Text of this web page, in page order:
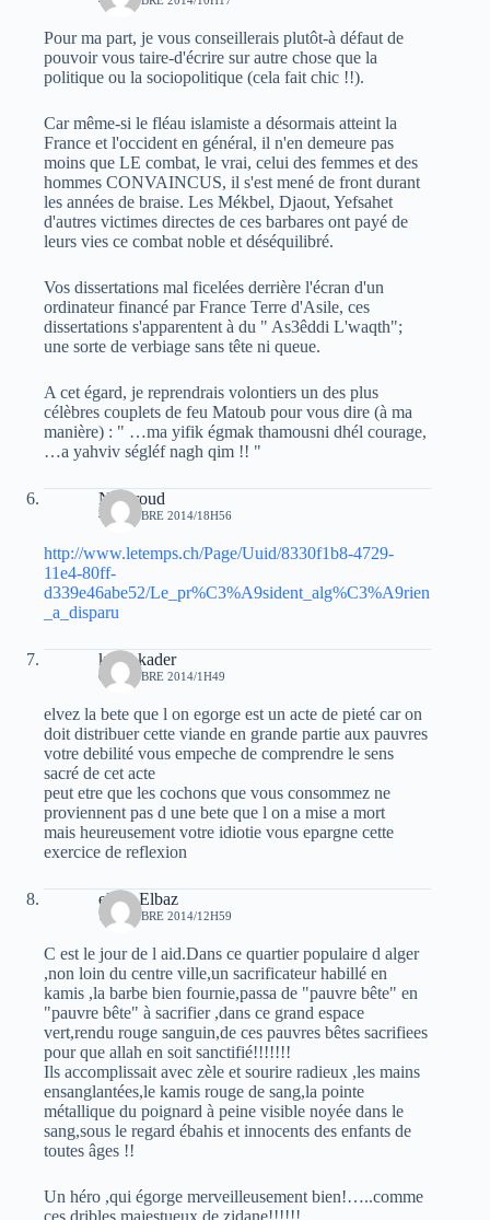
Pour ma part, je vous conseillerais plutôt-à défaut de
pouvoir vous taire-d'écrire sur autre chose que la
politique ou la sociopolitique (cela fait chic !!).
Car même-si le fléau islamiste a désormais atteint la
France et l'occident en général, il n'en demeure pas
moins que LE combat, le vrai, celui des femmes et des
hommes CONVAINCUS, il s'est mené de front durant
les années de braise. Les Mékbel, Djaout, Yefsahet
d'autres victimes directes de ces barbares ont payé de
leurs vies ce combat noble et déséquilibré.
Vos dissertations mal ficelées derrière l'écran d'un
ordinateur financé par France Terre d'Asile, ces
dissertations s'apparentent à du " As3êddi L'waqth";
une sorte de verbiage sans tête ni queue.
A cet égard, je reprendrais volontiers un des plus
célèbres couplets de feu Matoub pour vous dire (à ma
manière) : " …ma yifik égmak thamousni dhél courage,
…a yahviv ségléf nagh qim !! "
Notproud
4 OCTOBRE 2014/18H56
http://www.letemps.ch/Page/Uuid/8330f1b8-4729-
11e4-80ff-
d339e46abe52/Le_pr%C3%A9sident_alg%C3%A9rien
_a_disparu
kadri kader
6 OCTOBRE 2014/1H49
elvez la bete que l on egorge est un acte de pieté car on
doit distribuer cette viande en grande partie aux pauvres
votre debilité vous empeche de comprendre le sens
sacré de cet acte
peut etre que les cochons que vous consommez ne
proviennent pas d une bete que l on a mise a mort
mais heureusement votre idiotie vous epargne cette
exercice de reflexion
elvez Elbaz
7 OCTOBRE 2014/12H59
C est le jour de l aid.Dans ce quartier populaire d alger
,non loin du centre ville,un sacrificateur habillé en
kamis ,la barbe bien fournie,passa de "pauvre bête" en
"pauvre bête" à sacrifier ,dans ce grand espace
vert,rendu rouge sanguin,de ces pauvres bêtes sacrifiees
pour que allah en soit sanctifié!!!!!!!
Ils accomplissait avec zèle et sourire radieux ,les mains
ensanglantées,le kamis rouge de sang,la pointe
métallique du poignard à peine visible noyée dans le
sang,sous le regard ébahis et innocents des enfants de
toutes âges !!
Un héro ,qui égorge merveilleusement bien!…..comme